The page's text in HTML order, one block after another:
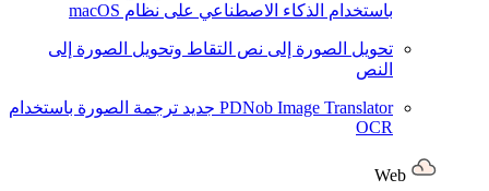
باستخدام الذكاء الاصطناعي على نظام macOS
تحويل الصورة إلى نص التقاط وتحويل الصورة إلى
النص
PDNob Image Translator جديد ترجمة الصورة باستخدام
OCR